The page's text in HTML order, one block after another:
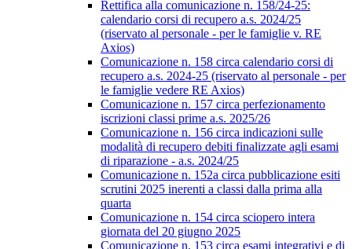
Rettifica alla comunicazione n. 158/24-25:
calendario corsi di recupero a.s. 2024/25
(riservato al personale - per le famiglie v. RE
Axios)
Comunicazione n. 158 circa calendario corsi di
recupero a.s. 2024-25 (riservato al personale - per
le famiglie vedere RE Axios)
Comunicazione n. 157 circa perfezionamento
iscrizioni classi prime a.s. 2025/26
Comunicazione n. 156 circa indicazioni sulle
modalità di recupero debiti finalizzate agli esami
di riparazione - a.s. 2024/25
Comunicazione n. 152a circa pubblicazione esiti
scrutini 2025 inerenti a classi dalla prima alla
quarta
Comunicazione n. 154 circa sciopero intera
giornata del 20 giugno 2025
Comunicazione n. 153 circa esami integrativi e di